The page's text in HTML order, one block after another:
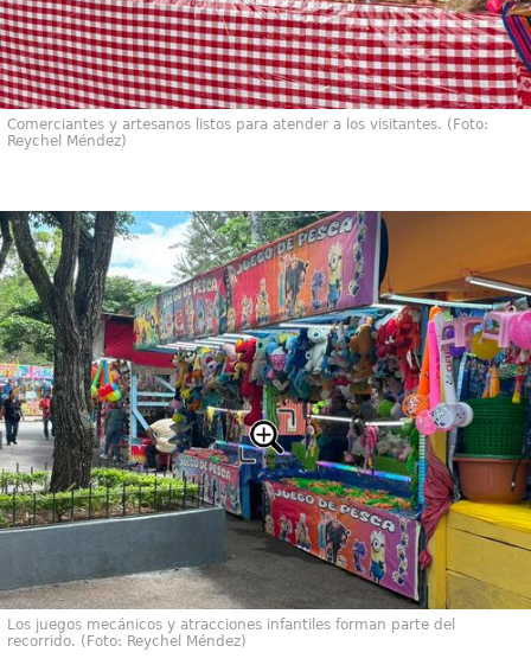
Comerciantes y artesanos listos para atender a los visitantes. (Foto:
Reychel Méndez)
Los juegos mecánicos y atracciones infantiles forman parte del
recorrido. (Foto: Reychel Méndez)